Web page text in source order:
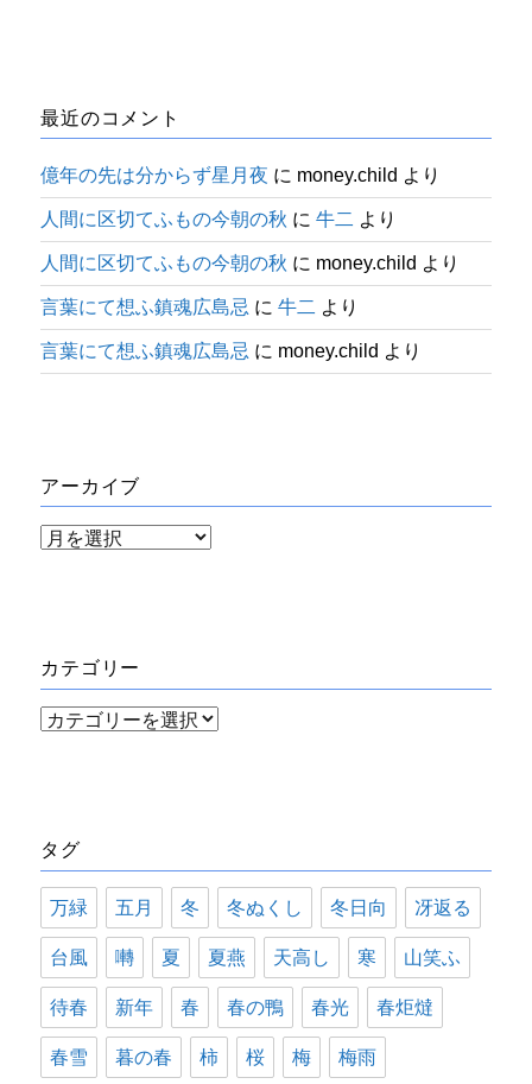
最近のコメント
億年の先は分からず星月夜 に money.child より
人間に区切てふもの今朝の秋 に牛二 より
人間に区切てふもの今朝の秋 に money.child より
言葉にて想ふ鎮魂広島忌 に牛二 より
言葉にて想ふ鎮魂広島忌 に money.child より
アーカイブ
ア
ブ
カテゴリー
カ
ー
タグ
万緑 五月 冬 冬ぬくし 冬日向 冴返る
台風 囀 夏 夏燕 天高し 寒 山笑ふ
待春 新年 春 春の鴨 春光 春炬燵
春雪 暮の春 柿 桜 梅 梅雨